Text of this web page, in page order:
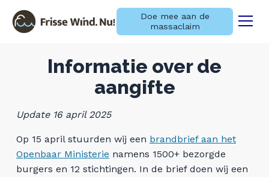
Naar navigatie springen
Naar de inhoud
Doe mee aan de
massaclaim
Menu
×
Zoeken
naar:
Laatste nieuws
Informatie over de
Informatie over de
aangifte
Update 16 april 2025
Op 15 april stuurden wij een brandbrief aan het
Openbaar Ministerie namens 1500+ bezorgde
burgers en 12 stichtingen. In de brief doen wij een